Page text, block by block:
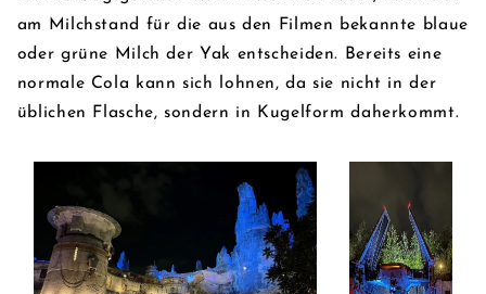
am Milchstand für die aus den Filmen bekannte blaue
oder grüne Milch der Yak entscheiden. Bereits eine
normale Cola kann sich lohnen, da sie nicht in der
üblichen Flasche, sondern in Kugelform daherkommt.